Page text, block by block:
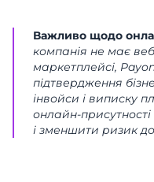
Важливо щодо
компанія не має
маркетплейсі,
підтвердження
інвойси і виписку
онлайн-
і зменшити ризик